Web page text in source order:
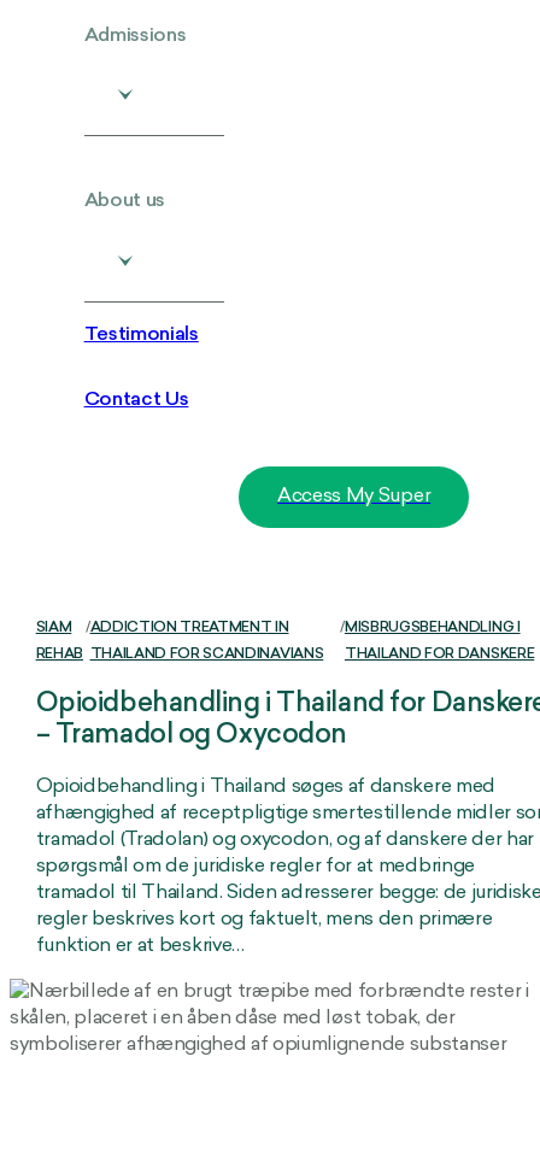
Admissions
About us
Testimonials
Contact Us
Access My Super
SIAM
REHAB
/ADDICTION TREATMENT IN
THAILAND FOR SCANDINAVIANS
/MISBRUGSBEHANDLING I
THAILAND FOR DANSKERE
Opioidbehandling i Thailand for
– Tramadol og Oxycodon
Opioidbehandling i Thailand søges af danskere med
afhængighed af receptpligtige smertestillende midler
tramadol (Tradolan) og oxycodon, og af danskere der har
spørgsmål om de juridiske regler for at medbringe
tramadol til Thailand. Siden adresserer begge: de
regler beskrives kort og faktuelt, mens den primære
funktion er at beskrive…